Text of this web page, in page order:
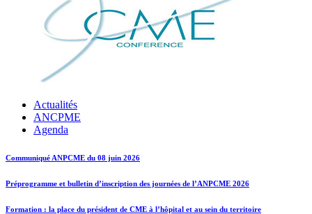
Actualités
ANCPME
Agenda
Communiqué ANPCME du 08 juin 2026
Préprogramme et bulletin d’inscription des journées de l’ANPCME 2026
Formation : la place du président de CME à l’hôpital et au sein du territoire